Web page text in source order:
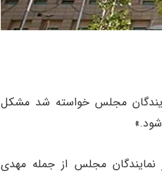
مجلس خواسته شد مشکل
مجلس از جمله مهدی